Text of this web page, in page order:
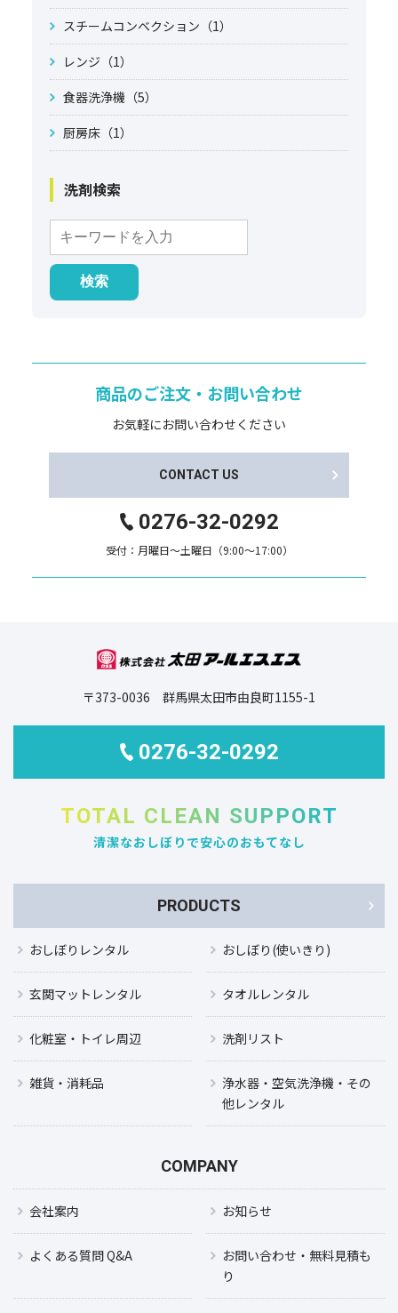
スチームコンベクション（1）
レンジ（1）
食器洗浄機（5）
厨房床（1）
洗剤検索
商品のご注文・お問い合わせ
お気軽にお問い合わせください
CONTACT US
0276-32-0292
受付：月曜日～土曜日（9:00～17:00）
〒373-0036 群馬県太田市由良町1155-1
0276-32-0292
TOTAL CLEAN SUPPORT
清潔なおしぼりで安心のおもてなし
PRODUCTS
おしぼりレンタル おしぼり(使いきり)
玄関マットレンタル タオルレンタル
化粧室・トイレ周辺 洗剤リスト
雑貨・消耗品
浄水器・空気洗浄機・その
他レンタル
COMPANY
会社案内 お知らせ
よくある質問 Q&A
お問い合わせ・無料見積も
り